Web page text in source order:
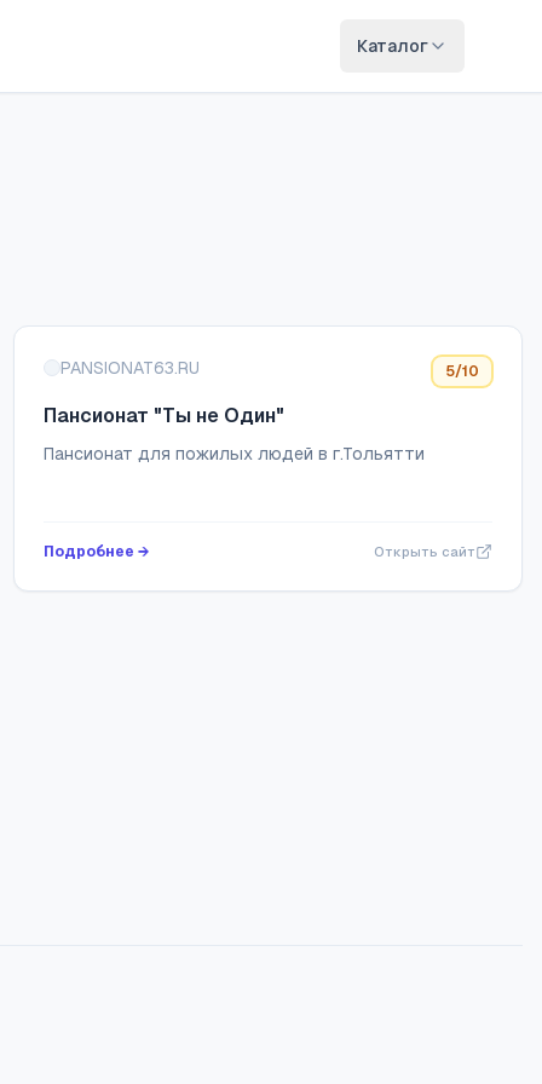
Каталог
PANSIONAT63.RU 5/10
Пансионат "Ты не Один"
Пансионат для пожилых людей в г.Тольятти
Подробнее → Открыть сайт